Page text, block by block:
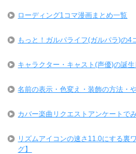
ローディング1コマ漫画まとめ一覧
もっと！ガルパライフ(ガルパラ)の4
キャラクター・キャスト(声優)の誕生
名前の表示・色変え・装飾の方法・
カバー楽曲リクエストアンケートで
リズムアイコンの速さ11.0にする裏
グ】